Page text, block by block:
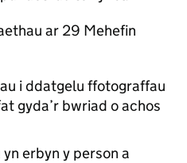
ar 29 Mehefin
i ddatgelu ffotograffau
gyda’r bwriad o achos
erbyn y person a